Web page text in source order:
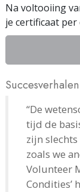
Na voltooiing
je certificaat per
Succesverhalen
“De
tijd de
zijn
zoals we
Volunteer
Condities’